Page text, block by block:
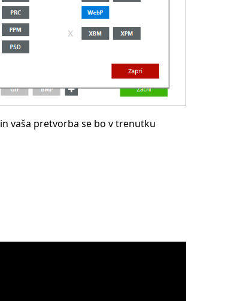
in vaša pretvorba se bo v trenutku